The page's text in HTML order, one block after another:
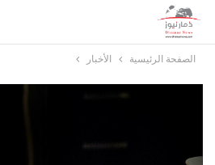
الصفحة الرئيسية الأخبار